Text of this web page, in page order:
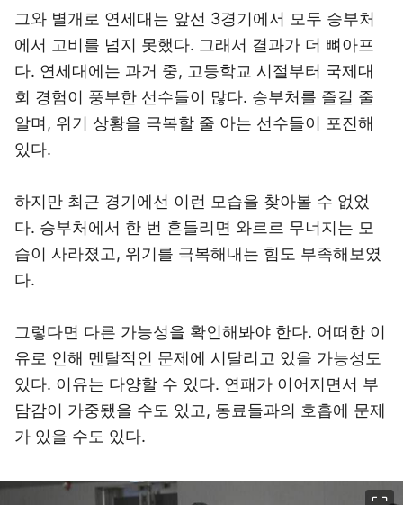
그와 별개로 연세대는 앞선 3경기에서 모두 승부처
에서 고비를 넘지 못했다. 그래서 결과가 더 뼈아프
다. 연세대에는 과거 중, 고등학교 시절부터 국제대
회 경험이 풍부한 선수들이 많다. 승부처를 즐길 줄
알며, 위기 상황을 극복할 줄 아는 선수들이 포진해
있다.
하지만 최근 경기에선 이런 모습을 찾아볼 수 없었
다. 승부처에서 한 번 흔들리면 와르르 무너지는 모
습이 사라졌고, 위기를 극복해내는 힘도 부족해보였
다.
그렇다면 다른 가능성을 확인해봐야 한다. 어떠한 이
유로 인해 멘탈적인 문제에 시달리고 있을 가능성도
있다. 이유는 다양할 수 있다. 연패가 이어지면서 부
담감이 가중됐을 수도 있고, 동료들과의 호흡에 문제
가 있을 수도 있다.